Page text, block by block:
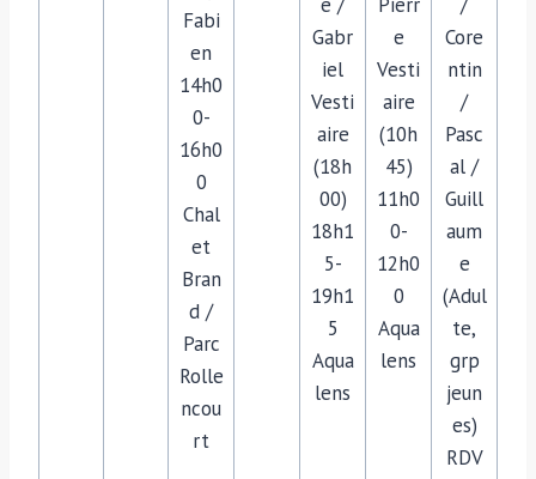
Fabi
en
14h0
0-
16h0
0
Chal
et
Bran
d /
Parc
Rolle
ncou
rt
e /
Gabr
iel
Vesti
aire
(18h
00)
18h1
5-
19h1
5
Aqua
lens
Pierr
e
Vesti
aire
(10h
45)
11h0
0-
12h0
0
Aqua
lens
/
Core
ntin
/
Pasc
al /
Guill
aum
e
(Adul
te,
grp
jeun
es)
RDV